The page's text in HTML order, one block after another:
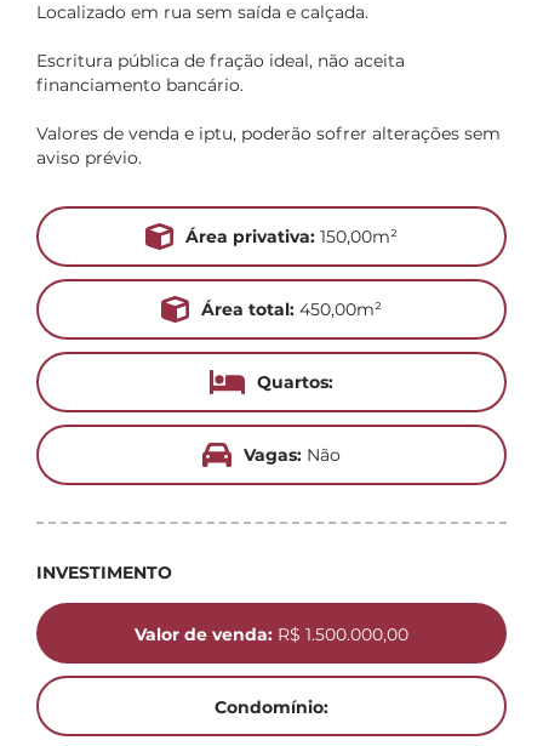
Localizado em rua sem saída e calçada.
Escritura pública de fração ideal, não aceita
financiamento bancário.
Valores de venda e iptu, poderão sofrer alterações sem
aviso prévio.
Área privativa: 150,00m²
Área total: 450,00m²
Quartos:
Vagas:Não
INVESTIMENTO
Valor de venda: R$ 1.500.000,00
Condomínio: